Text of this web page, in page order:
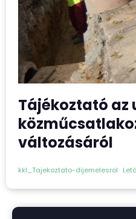
Tájékoztató az
változásáról
kkl_Tajekoztato-dijemelesrol